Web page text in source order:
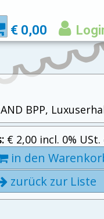
€ 0,00
BPP,
€ 2,00 incl. 0%
in den
zurück zur Liste